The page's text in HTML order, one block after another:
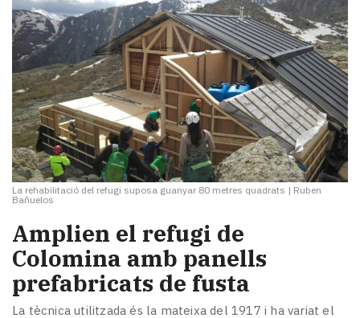
La rehabilitació del refugi suposa guanyar 80 metres quadrats | Ruben
Bañuelos
Amplien el refugi de
Colomina amb panells
prefabricats de fusta
La tècnica utilitzada és la mateixa del 1917 i ha variat el